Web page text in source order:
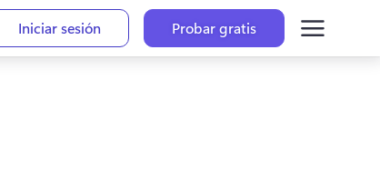
Iniciar sesión Probar gratis